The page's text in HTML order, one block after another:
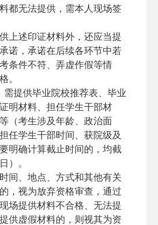
无法提供，需本人现场签
上述印证材料外，还应当提
诺，承诺在后续各环节中若
条件不符、弄虚作假等情
。
需提供毕业院校推荐表、毕业
明材料、担任学生干部材
（考生涉及年龄、政治面
任学生干部时间、获院级及
明确计算截止时间的，均截
）。
间、地点、方式和其他有关
，视为放弃资格审查，通过
场提供材料不合格、无法提
供虚假材料的，则视其为资